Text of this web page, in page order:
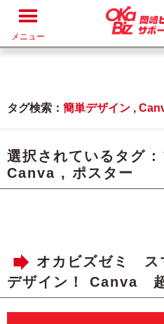
メニュー
タグ検索： 簡単デザイン ,
選択されているタグ :
Canva , ポスター
オカビズゼミ ス
デザイン！ Canva